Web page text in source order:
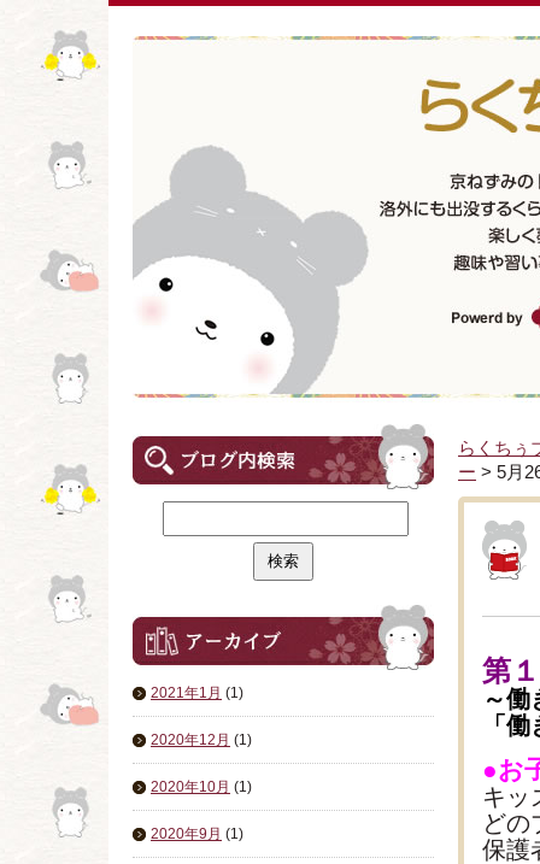
2021年1月 (1)
2020年12月 (1)
2020年10月 (1)
2020年9月 (1)
らくちぅ
ー > 5月
第
～働
「
●お
キッ
どの
保護